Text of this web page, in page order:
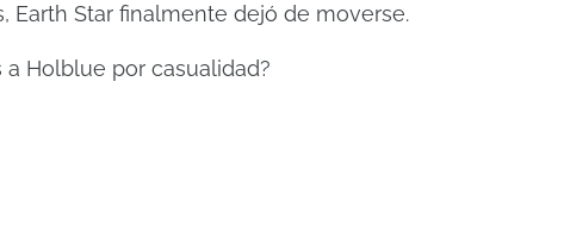
Earth Star finalmente dejó de moverse.
a Holblue por casualidad?